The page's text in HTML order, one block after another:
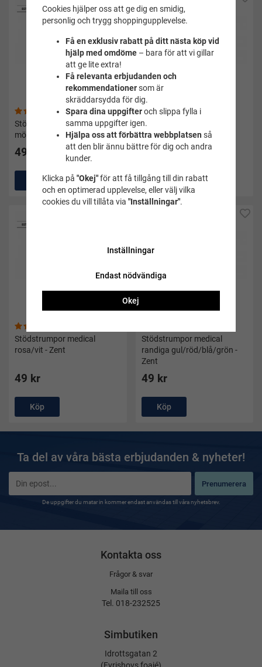
(7)
Stödstrumpor medical
mönster mjukglass - Zent
49 kr
Köp
(83)
Stödstrumpor medical
randiga flera färger - Zent
49 kr
Köp
Stödstrumpor medical
rosa/vit - Zent
49 kr
Köp
Stödstrumpor medical
randiga gul/röd/blå/grön -
Zent
49 kr
Köp
Ta del av våra bästa erbjudanden & nyheter!
Prenumerera
De uppgifter du matar in kommer endast användas till våra nyhetsbrev.
Kontakta oss
Frågor & svar
Maila till oss
Tel. 018-232525
Simbutiken
Idrottsgatan 2
Cookies hjälper oss att ge dig en smidig,
personlig och trygg shoppingupplevelse.
Få en exklusiv rabatt på ditt nästa köp vid
hjälp med omdöme– bara för att vi gillar
att ge lite extra!
Få relevanta erbjudanden och
rekommendationersom är
skräddarsydda för dig.
Spara dina uppgifteroch slippa fylla i
samma uppgifter igen.
Hjälpa oss att förbättra webbplatsen så
att den blir ännu bättre för dig och andra
kunder.
Klicka på "Okej"för att få tillgång till din rabatt
och en optimerad upplevelse, eller välj vilka
cookies du vill tillåta via "Inställningar".
Inställningar
Endast nödvändiga
Okej